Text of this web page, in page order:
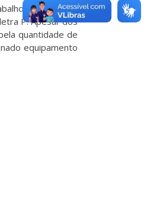
assim como
P. Apesar dos
quantidade de
equipamento